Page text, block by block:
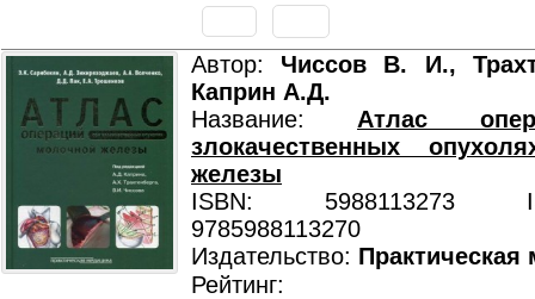
Автор: Чиссов В. И.,
Каприн А.Д.
Название: Атлас
злокачественных
железы
ISBN: 5988113273
9785988113270
Издательство: Практическая
Рейтинг: